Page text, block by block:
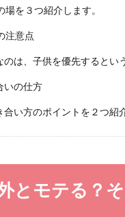
盛り上がるお家デートを楽
に来る時には、どんなことをして
を３つ紹介します。
注意点
は、子供を優先するとい
いの仕方
い方のポイントを２つ紹
とモテる？